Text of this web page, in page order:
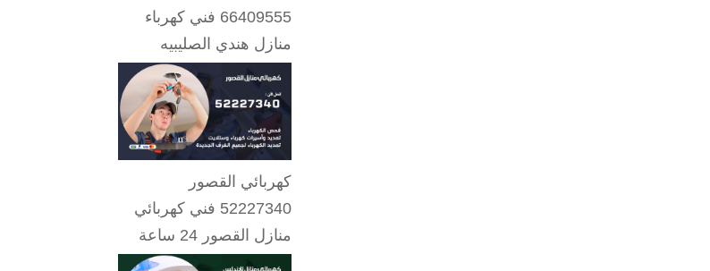
66409555 فني كهرباء
منازل هندي الصليبيه
كهربائي القصور
52227340 فني كهربائي
منازل القصور 24 ساعة